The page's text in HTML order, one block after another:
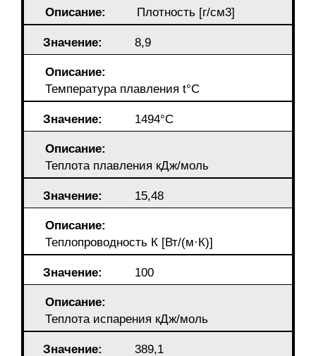
Описание: Плотность [г/cм3]
Значение: 8,9
Описание:
Температура плавления t°С
Значение: 1494°С
Описание:
Теплота плавления кДж/моль
Значение: 15,48
Описание:
Теплопроводность К [Вт/(м·К)]
Значение: 100
Описание:
Теплота испарения кДж/моль
Значение: 389,1